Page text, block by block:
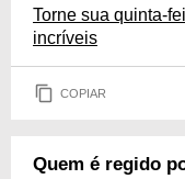
Torne sua quinta-
incríveis
COPIAR
Quem é regido